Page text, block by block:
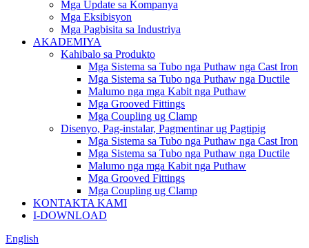
Mga Update sa Kompanya
Mga Eksibisyon
Mga Pagbisita sa Industriya
AKADEMIYA
Kahibalo sa Produkto
Mga Sistema sa Tubo nga Puthaw nga Cast Iron
Mga Sistema sa Tubo nga Puthaw nga Ductile
Malumo nga mga Kabit nga Puthaw
Mga Grooved Fittings
Mga Coupling ug Clamp
Disenyo, Pag-instalar, Pagmentinar ug Pagtipig
Mga Sistema sa Tubo nga Puthaw nga Cast Iron
Mga Sistema sa Tubo nga Puthaw nga Ductile
Malumo nga mga Kabit nga Puthaw
Mga Grooved Fittings
Mga Coupling ug Clamp
KONTAKTA KAMI
I-DOWNLOAD
English